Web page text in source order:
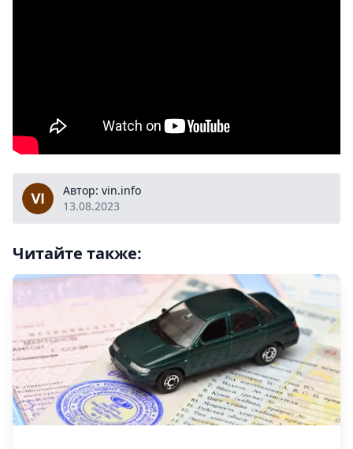
vin.infoАвтор: vin.info
13.08.2023
Читайте также: